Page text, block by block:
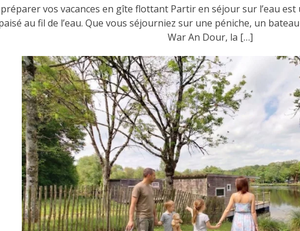
vos vacances en gîte flottant Partir en séjour sur l’eau
au fil de l’eau. Que vous séjourniez sur une péniche, un
War An Dour, la […]